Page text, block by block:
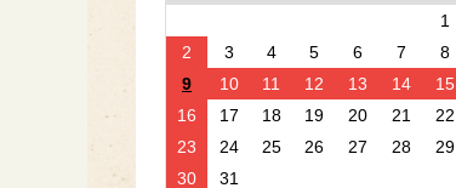
1
2
3 4 5 6 7
8
9
10 11 12 13 14
15
16
17 18 19 20 21
22
23
24 25 26 27 28
29
30
31